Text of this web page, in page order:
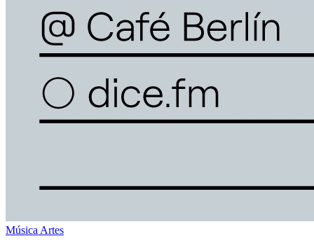
Música Artes